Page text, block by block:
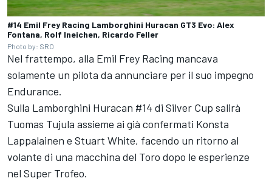
#14 Emil Frey Racing Lamborghini Huracan GT3 Evo: Alex
Fontana, Rolf Ineichen, Ricardo Feller
Photo by: SRO
Nel frattempo, alla Emil Frey Racing mancava
solamente un pilota da annunciare per il suo impegno
Endurance.
Sulla Lamborghini Huracan #14 di Silver Cup salirà
Tuomas Tujula assieme ai già confermati Konsta
Lappalainen e Stuart White, facendo un ritorno al
volante di una macchina del Toro dopo le esperienze
nel Super Trofeo.